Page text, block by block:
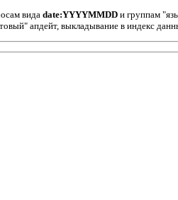
вида date:YYYYMMDD и группам
апдейт, выкладывание в индекс